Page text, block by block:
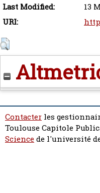
Last Modified:
13
URI:
Contacter les
Toulouse Capitole
Sciencede l'université